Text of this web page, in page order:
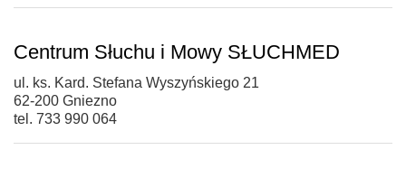
Centrum Słuchu i Mowy SŁUCHMED
ul. ks. Kard. Stefana Wyszyńskiego 21
62-200 Gniezno
tel. 733 990 064